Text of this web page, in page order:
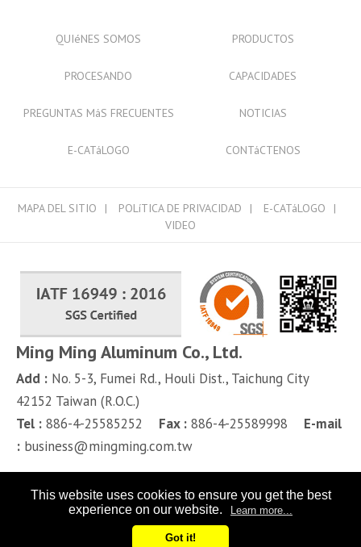
QUIéNES SOMOS PRODUCTOS
PROCESANDO CAPACIDADES
PREGUNTAS MáS FRECUENTES NOTICIAS
E-CATáLOGO CONTáCTENOS
MAPA DEL SITIO POLíTICA DE PRIVACIDAD
E-CATáLOGO
VIDEO
Ming Ming Aluminum Co., Ltd.
Add : No. 5-3, Fumei Rd., Houli Dist., Taichung City
42152 Taiwan (R.O.C.)
Tel : 886-4-25585252 Fax : 886-4-25589998
E-mail
: business@mingming.com.tw
This website uses cookies to ensure you get the best
experience on our website.
Learn more...
Got it!